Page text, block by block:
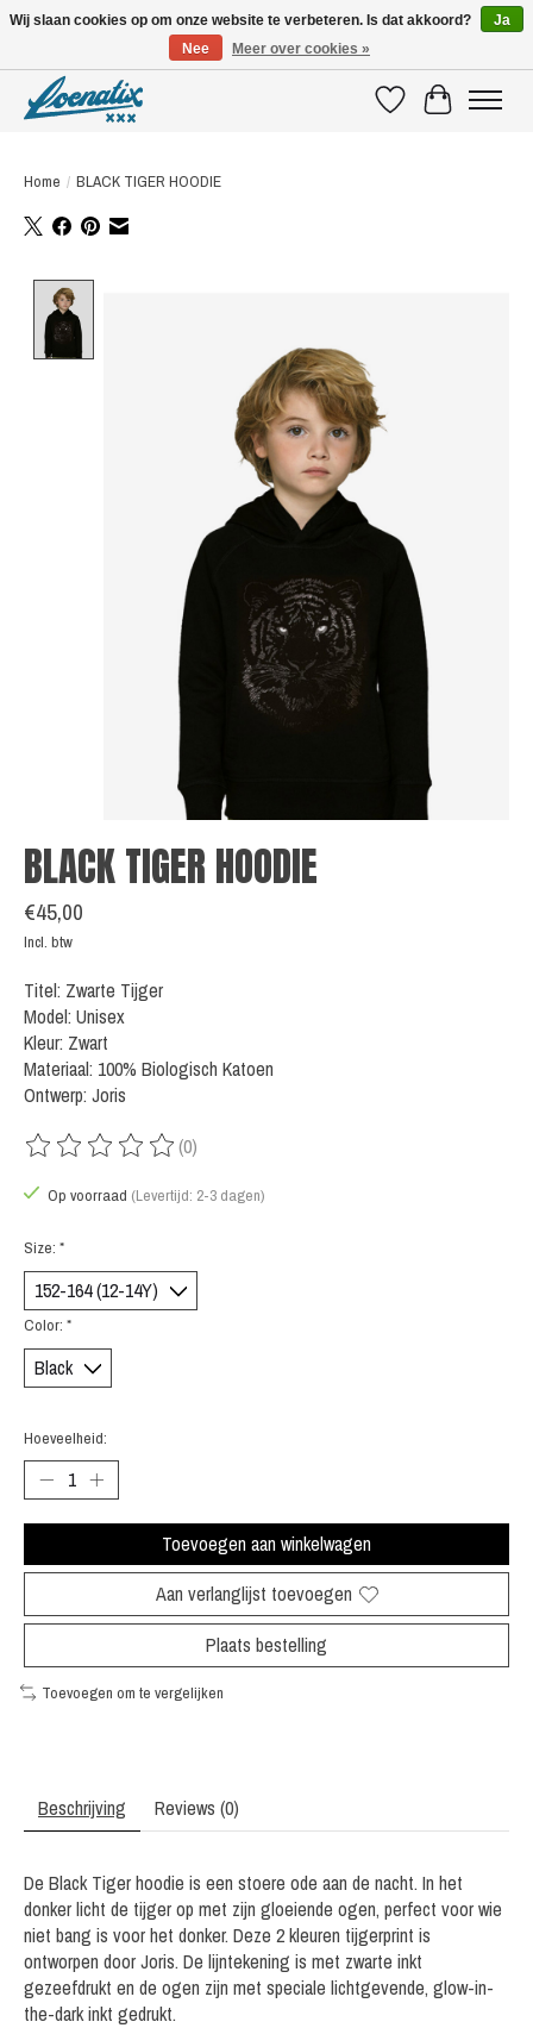
VerlanglijstWinkelwagen
Home / BLACK TIGER HOODIE
BLACK TIGER HOODIE
€45,00
Incl. btw
Titel: Zwarte Tijger
Model: Unisex
Kleur: Zwart
Materiaal: 100% Biologisch Katoen
Ontwerp: Joris
De beoordeling van dit product is
(0)
Op voorraad (Levertijd: 2-3 dagen)
Size: *
Color: *
Hoeveelheid:
Toevoegen aan winkelwagen
Aan verlanglijst toevoegen
Plaats bestelling
Toevoegen om te vergelijken
Beschrijving Reviews (0)
De Black Tiger hoodie is een stoere ode aan de nacht. In het
donker licht de tijger op met zijn gloeiende ogen, perfect voor wie
niet bang is voor het donker. Deze 2 kleuren tijgerprint is
ontworpen door Joris. De lijntekening is met zwarte inkt
gezeefdrukt en de ogen zijn met speciale lichtgevende, glow-in-
the-dark inkt gedrukt.
Wij slaan cookies op om onze website te verbeteren. Is dat akkoord?
Ja
Nee
Meer over cookies »